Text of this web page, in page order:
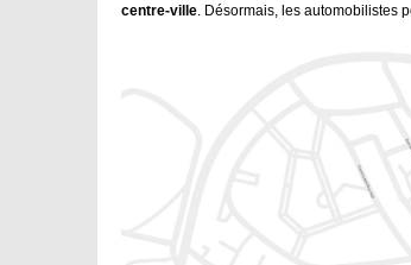
centre-ville . Désormais, les automobilistes